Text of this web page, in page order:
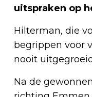
uitspraken op
Hilterman, die
begrippen voor
nooit
Na de